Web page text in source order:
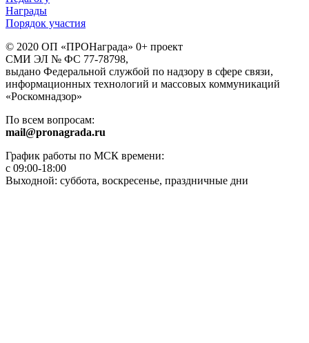
Награды
Порядок участия
© 2020 ОП «ПРОНаграда» 0+ проект
СМИ ЭЛ № ФС 77-78798,
выдано Федеральной службой по надзору в сфере связи,
информационных технологий и массовых коммуникаций
«Роскомнадзор»
По всем вопросам:
mail@pronagrada.ru
График работы по МСК времени:
с 09:00-18:00
Выходной: суббота, воскресенье, праздничные дни